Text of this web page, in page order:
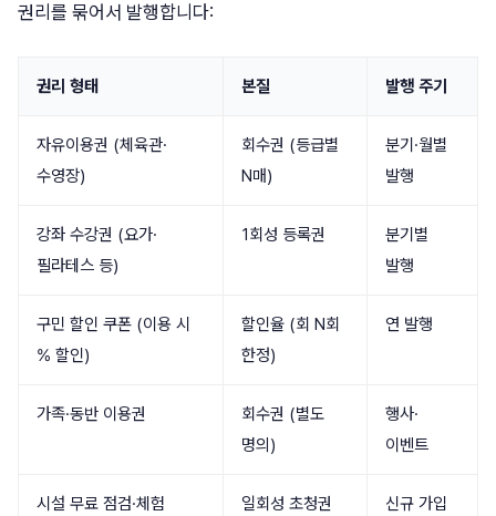
권리를 묶어서 발행합니다:
권리 형태 본질 발행 주기
자유이용권 (체육관·
수영장)
회수권 (등급별
N매)
분기·월별
발행
강좌 수강권 (요가·
필라테스 등)
1회성 등록권
분기별
발행
구민 할인 쿠폰 (이용 시
% 할인)
할인율 (회 N회
한정)
연 발행
가족·동반 이용권
회수권 (별도
명의)
행사·
이벤트
시설 무료 점검·체험 일회성 초청권 신규 가입